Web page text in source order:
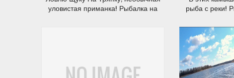
уловистая приманка! Рыбалка на
рыба с реки!